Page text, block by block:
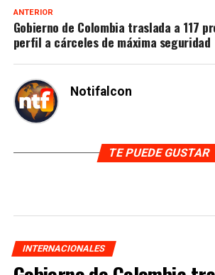
ANTERIOR
Gobierno de Colombia traslada a 117
perfil a cárceles de máxima seguridad
Notifalcon
TE PUEDE GUSTAR
INTERNACIONALES